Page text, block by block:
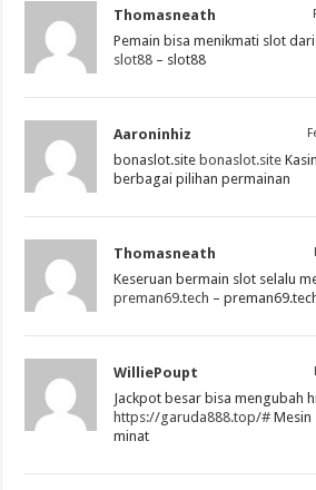
Thomasneath
Pemain bisa menikmati slot
slot88 – slot88
Aaroninhiz
bonaslot.site bonaslot.site
berbagai pilihan permainan
Thomasneath
Keseruan bermain slot selalu
preman69.tech –
WilliePoupt
Jackpot besar bisa mengubah
https://garuda888.top/# Mesin
minat